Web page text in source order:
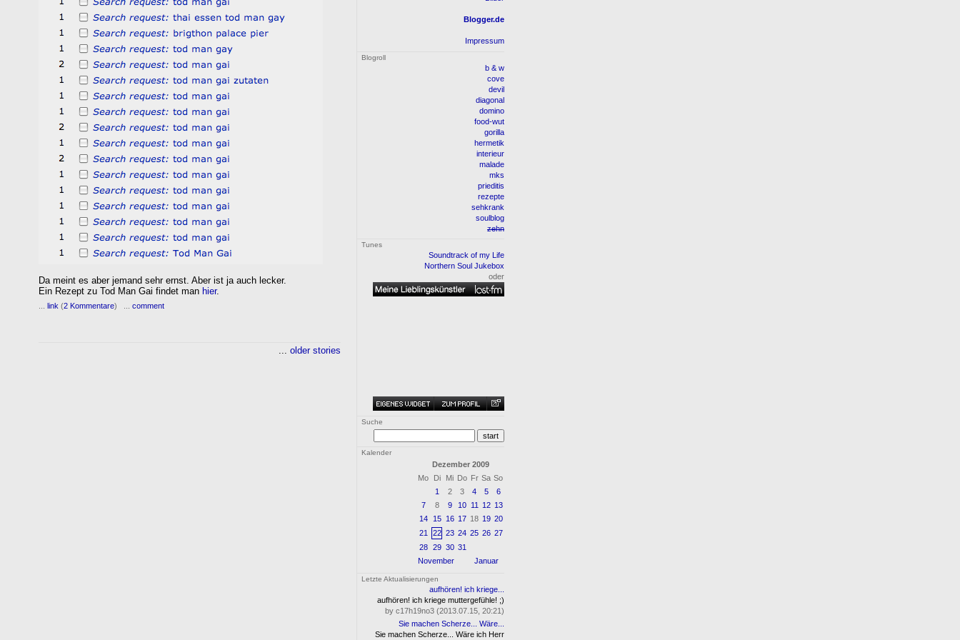
Da meint es aber jemand sehr ernst. Aber ist ja auch lecker.
Ein Rezept zu Tod Man Gai findet man hier.
link (2 Kommentare) ... comment
... older stories
Blogger.de
Impressum
Blogroll
b & w
cove
devil
diagonal
domino
food-wut
gorilla
hermetik
interieur
malade
mks
prieditis
rezepte
sehkrank
soulblog
zehn
Tunes
Soundtrack of my Life
Northern Soul Jukebox
oder
Suche
Kalender
Dezember 2009
Mo
Di Mi Do Fr Sa So
1
2 3 4 5
6
7
8 9 10 11 12 13
14
15 16 17 18 19 20
21
22 23 24 25 26 27
28
29 30 31
November
Januar
Letzte Aktualisierungen
aufhören! ich kriege...
aufhören! ich kriege muttergefühle! ;)
by c17h19no3 (2013.07.15, 20:21)
Sie machen Scherze... Wäre...
Sie machen Scherze... Wäre ich Herr